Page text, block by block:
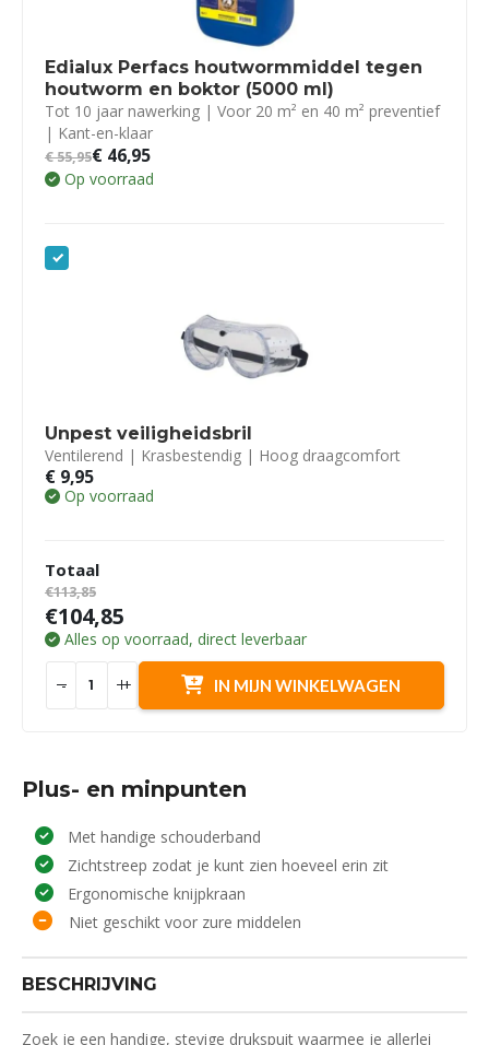
Edialux Perfacs houtwormmiddel tegen
houtworm en boktor (5000 ml)
Tot 10 jaar nawerking | Voor 20 m² en 40 m² preventief
| Kant-en-klaar
€55,95€ 46,95
Op voorraad
Unpest veiligheidsbril
Ventilerend | Krasbestendig | Hoog draagcomfort
€ 9,95
Op voorraad
Totaal
€113,85
€104,85
Alles op voorraad, direct leverbaar
- + IN MIJN WINKELWAGEN
Plus- en minpunten
Met handige schouderband
Zichtstreep zodat je kunt zien hoeveel erin zit
Ergonomische knijpkraan
Niet geschikt voor zure middelen
BESCHRIJVING
Zoek je een handige, stevige drukspuit waarmee je allerlei